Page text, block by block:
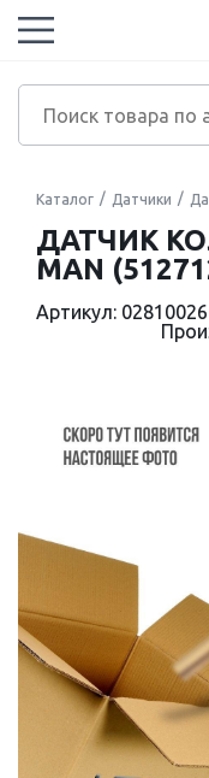
Каталог Датчики
ДАТЧИК
MAN
Артикул: